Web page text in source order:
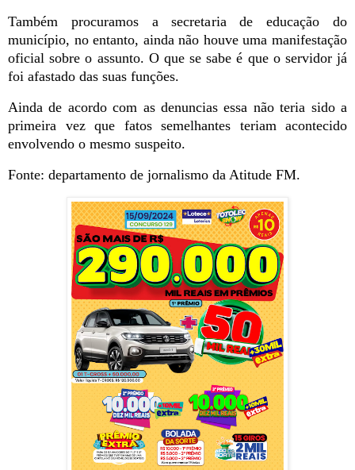
Também procuramos a secretaria de educação do
município, no entanto, ainda não houve uma manifestação
oficial sobre o assunto. O que se sabe é que o servidor já
foi afastado das suas funções.
Ainda de acordo com as denuncias essa não teria sido a
primeira vez que fatos semelhantes teriam acontecido
envolvendo o mesmo suspeito.
Fonte: departamento de jornalismo da Atitude FM.